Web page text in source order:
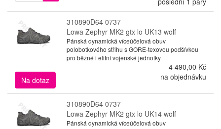
310890D64 0737
Lowa Zephyr MK2 gtx lo UK13 wolf
Pánská dynamická víceúčelová obuv
polobotkového střihu s GORE-texovou podšívkou
pro běžné i elitní vojenské jednotky
4 490,00 Kč
Na dotaz
na objednávku
310890D64 0737
Lowa Zephyr MK2 gtx lo UK14 wolf
Pánská dynamická víceúčelová obuv